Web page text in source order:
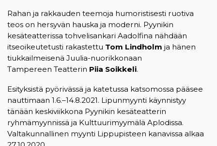
Rahan ja rakkauden teemoja humoristisesti ruotiva
teos on hersyvän hauska ja moderni. Pyynikin
kesäteatterissa tohvelisankari Aadolfina nähdään
itseoikeutetusti rakastettu Tom Lindholm ja hänen
tiukkailmeisenä Juulia-nuorikkonaan
Tampereen Teatterin Piia Soikkeli.
Esityksistä pyörivässä ja katetussa katsomossa pääsee
nauttimaan 1.6.–14.8.2021. Lipunmyynti käynnistyy
tänään keskiviikkona Pyynikin kesäteatterin
ryhmämyynnissä ja Kulttuurimyymälä Aplodissa.
Valtakunnallinen myynti Lippupisteen kanavissa alkaa